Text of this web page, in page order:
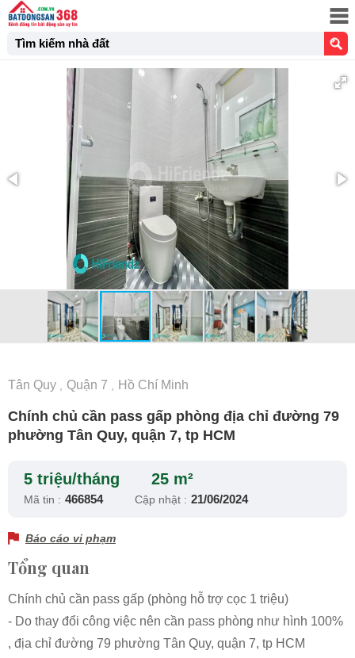
Tìm kiếm nhà đất
Tân Quy Quận 7 Hồ Chí Minh
Chính chủ cần pass gấp phòng địa chỉ đường 79
phường Tân Quy, quận 7, tp HCM
5 triệu/tháng 25 m²
Mã tin : 466854 Cập nhật : 21/06/2024
Báo cáo vi phạm
Tổng quan
Chính chủ cần pass gấp (phòng hỗ trợ cọc 1 triệu)
- Do thay đổi công việc nên cần pass phòng như hình 100%
, địa chỉ đường 79 phường Tân Quy, quận 7, tp HCM